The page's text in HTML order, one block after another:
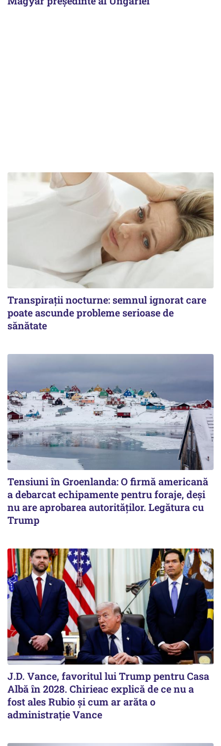
Transpirații nocturne: semnul ignorat care
poate ascunde probleme serioase de
sănătate
Tensiuni în Groenlanda: O firmă americană
a debarcat echipamente pentru foraje, deși
nu are aprobarea autorităților. Legătura cu
Trump
J.D. Vance, favoritul lui Trump pentru Casa
Albă în 2028. Chirieac explică de ce nu a
fost ales Rubio și cum ar arăta o
administrație Vance